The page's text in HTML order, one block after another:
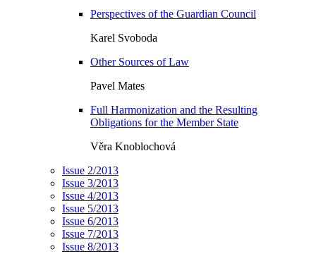
Perspectives of the Guardian Council
Karel Svoboda
Other Sources of Law
Pavel Mates
Full Harmonization and the Resulting
Obligations for the Member State
Věra Knoblochová
Issue 2/2013
Issue 3/2013
Issue 4/2013
Issue 5/2013
Issue 6/2013
Issue 7/2013
Issue 8/2013